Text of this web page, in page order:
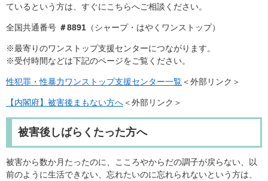
ているという方は、すぐにこちらへご相談ください。
全国共通番号 ＃8891 （シャープ・はやくワンストップ）
※最寄りのワンストップ支援センターにつながります。
※受付時間などは下記のページをご覧ください。
性犯罪・性暴力ワンストップ支援センター一覧＜外部リンク＞
【内閣府】被害後まもない方へ＜外部リンク＞
被害後しばらくたった方へ
被害から数か月たったのに、こころやからだの調子が戻らない、以
前のように生活できない、忘れたいのに忘れられないという方は、